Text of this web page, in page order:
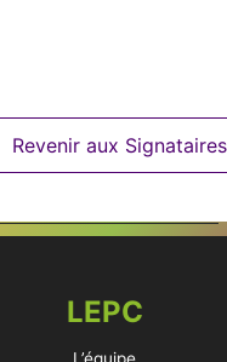
Revenir aux Signataires
LEPC
L’équipe